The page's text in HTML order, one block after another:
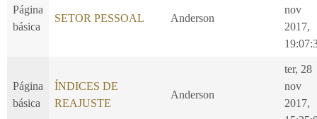
Página
básica
SETOR PESSOAL Anderson
nov
2017,
Página
básica
ÍNDICES DE
REAJUSTE
Anderson
ter, 28
nov
2017,